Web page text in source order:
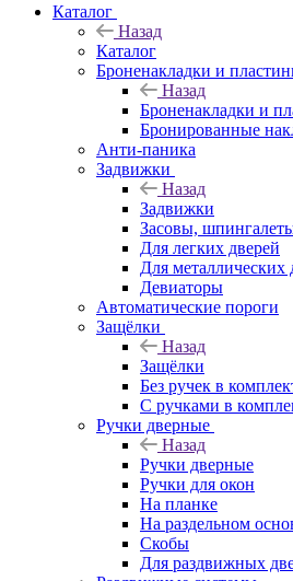
Каталог
Назад
Каталог
Броненакладки и
Назад
Броненакладки и
Бронированные
Анти-паника
Задвижки
Назад
Задвижки
Засовы,
Для легких дверей
Для металлических
Девиаторы
Автоматические пороги
Защёлки
Назад
Защёлки
Без ручек в
С ручками в
Ручки дверные
Назад
Ручки дверные
Ручки для окон
На планке
На раздельном
Скобы
Для раздвижных